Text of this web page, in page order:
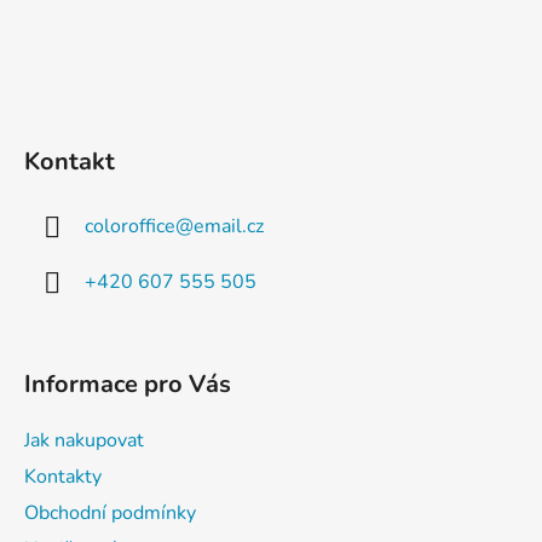
Kontakt
coloroffice@email.cz
+420 607 555 505
Informace pro Vás
Jak nakupovat
Kontakty
Obchodní podmínky